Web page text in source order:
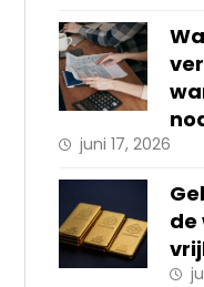
juni 17, 2026
de